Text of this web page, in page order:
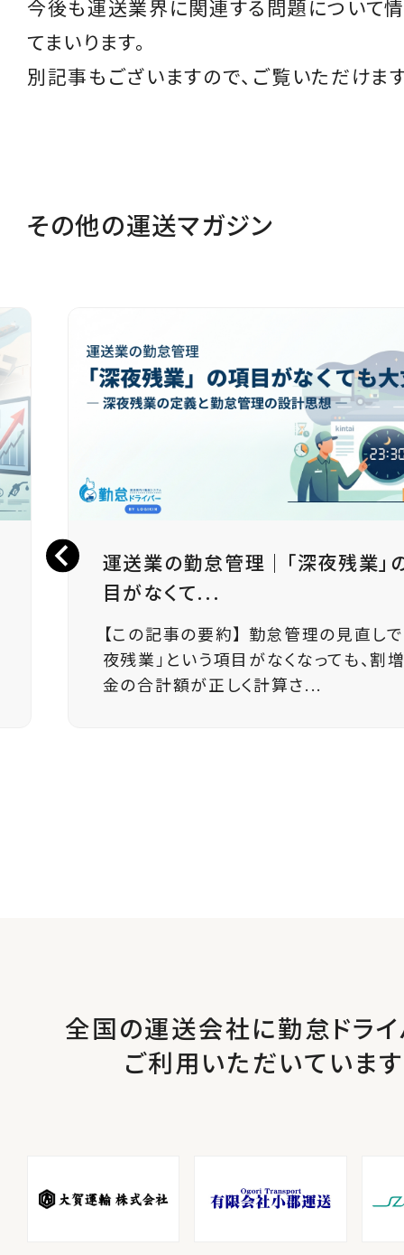
今後も運送業界に関連する問題について
てまいります。
別記事もございますので、ご覧いただけま
その他の運送マガジン
運送業の勤怠管理｜「深夜残業」
目がなくて...
【この記事の要約】 勤怠管理の見直しで
夜残業」という項目がなくなっても、割
金の合計額が正しく計算さ...
全国の運送会社に勤怠ドラ
ご利用いただいています